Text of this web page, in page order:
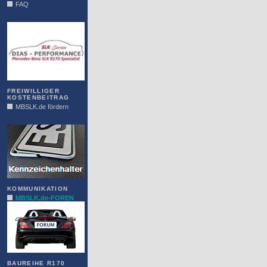
FAQ
FREIWILLIGER
KOSTENBEITRAG
MBSLK.de fördern
KOMMUNIKATION
MBSLK.de-FOREN
BAUREIHE R170